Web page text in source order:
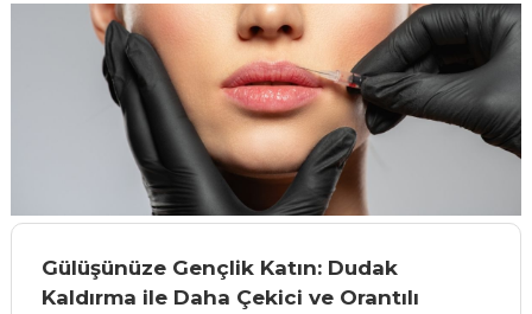
Gülüşünüze Gençlik Katın: Dudak
Kaldırma ile Daha Çekici ve Orantılı